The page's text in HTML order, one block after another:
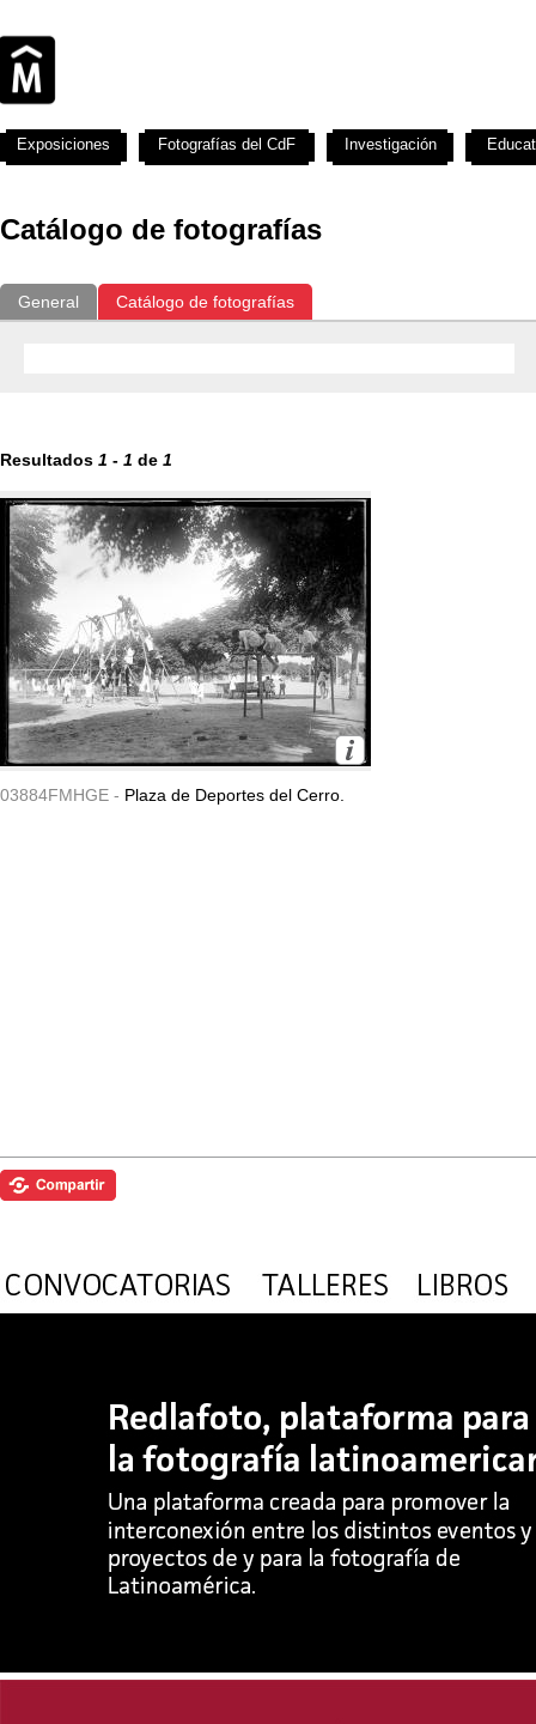
Catálogo de fotografías
General Catálogo de fotografías
Resultados 1 - 1 de 1
03884FMHGE - Plaza de Deportes del Cerro.
Exposiciones Fotografías del CdF Investigación